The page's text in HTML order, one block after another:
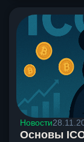
Новости
Основы